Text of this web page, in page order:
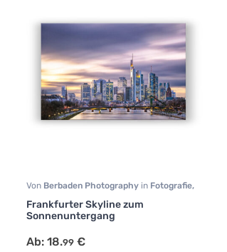
Von Berbaden Photography in Fotografie,
Städte
Frankfurter Skyline zum
Sonnenuntergang
Ab: 18.99 €